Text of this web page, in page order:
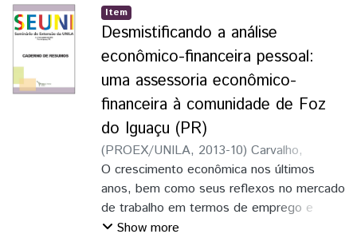
mais graves, como a anoxia em ambientes
aquáticos, causando a morte de animais e
plantas
Item
Desmistificando a análise
econômico-financeira pessoal:
uma assessoria econômico-
financeira à comunidade de Foz
do Iguaçu (PR)
(PROEX/UNILA, 2013-10) Carvalho,
Wolney Roberto;Gaio, Gionei;Bondaneze,
Gustavo;Bobadila, Alan A. F.
O crescimento econômica nos últimos
anos, bem como seus reflexos no mercado
de trabalho em termos de emprego e
renda, tÇem estimulado as famílias, não
Show more